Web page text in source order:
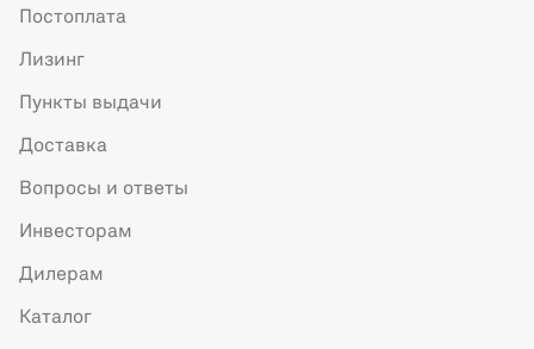
Постоплата
Лизинг
Пункты выдачи
Доставка
Вопросы и ответы
Инвесторам
Дилерам
Каталог